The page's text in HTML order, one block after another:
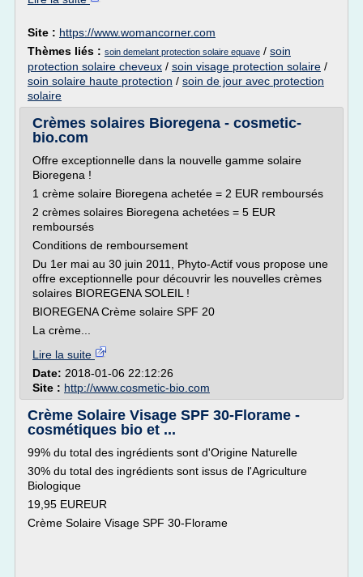
Site : https://www.womancorner.com
Thèmes liés : soin demelant protection solaire equave / soin
protection solaire cheveux / soin visage protection solaire /
soin solaire haute protection / soin de jour avec protection
solaire
Crèmes solaires Bioregena - cosmetic-
bio.com
Offre exceptionnelle dans la nouvelle gamme solaire
Bioregena !
1 crème solaire Bioregena achetée = 2 EUR remboursés
2 crèmes solaires Bioregena achetées = 5 EUR
remboursés
Conditions de remboursement
Du 1er mai au 30 juin 2011, Phyto-Actif vous propose une
offre exceptionnelle pour découvrir les nouvelles crèmes
solaires BIOREGENA SOLEIL !
BIOREGENA Crème solaire SPF 20
La crème...
Lire la suite
Date: 2018-01-06 22:12:26
Site : http://www.cosmetic-bio.com
Crème Solaire Visage SPF 30-Florame -
cosmétiques bio et ...
99% du total des ingrédients sont d'Origine Naturelle
30% du total des ingrédients sont issus de l'Agriculture
Biologique
19,95 EUREUR
Crème Solaire Visage SPF 30-Florame